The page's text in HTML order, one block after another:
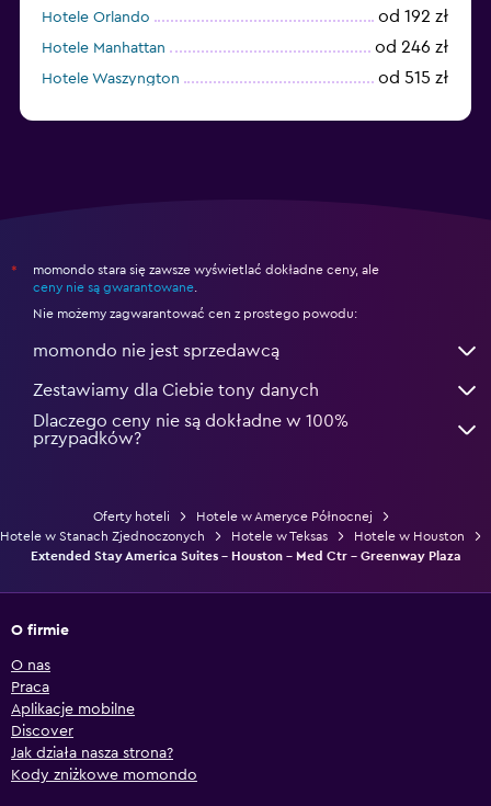
Hotele Orlando od 192 zł
Hotele Manhattan od 246 zł
Hotele Waszyngton od 515 zł
*
momondo stara się zawsze wyświetlać dokładne ceny, ale
ceny nie są gwarantowane
Nie możemy zagwarantować cen z prostego powodu:
momondo nie jest sprzedawcą
Zestawiamy dla Ciebie tony danych
Dlaczego ceny nie są dokładne w 100%
przypadków?
Oferty hoteli
Hotele w Ameryce Północnej
Hotele w Stanach Zjednoczonych
Hotele w Teksas
Hotele w Houston
Extended Stay America Suites - Houston - Med Ctr - Greenway Plaza
O firmie
O nas
Praca
Aplikacje mobilne
Discover
Jak działa nasza strona?
Kody zniżkowe momondo